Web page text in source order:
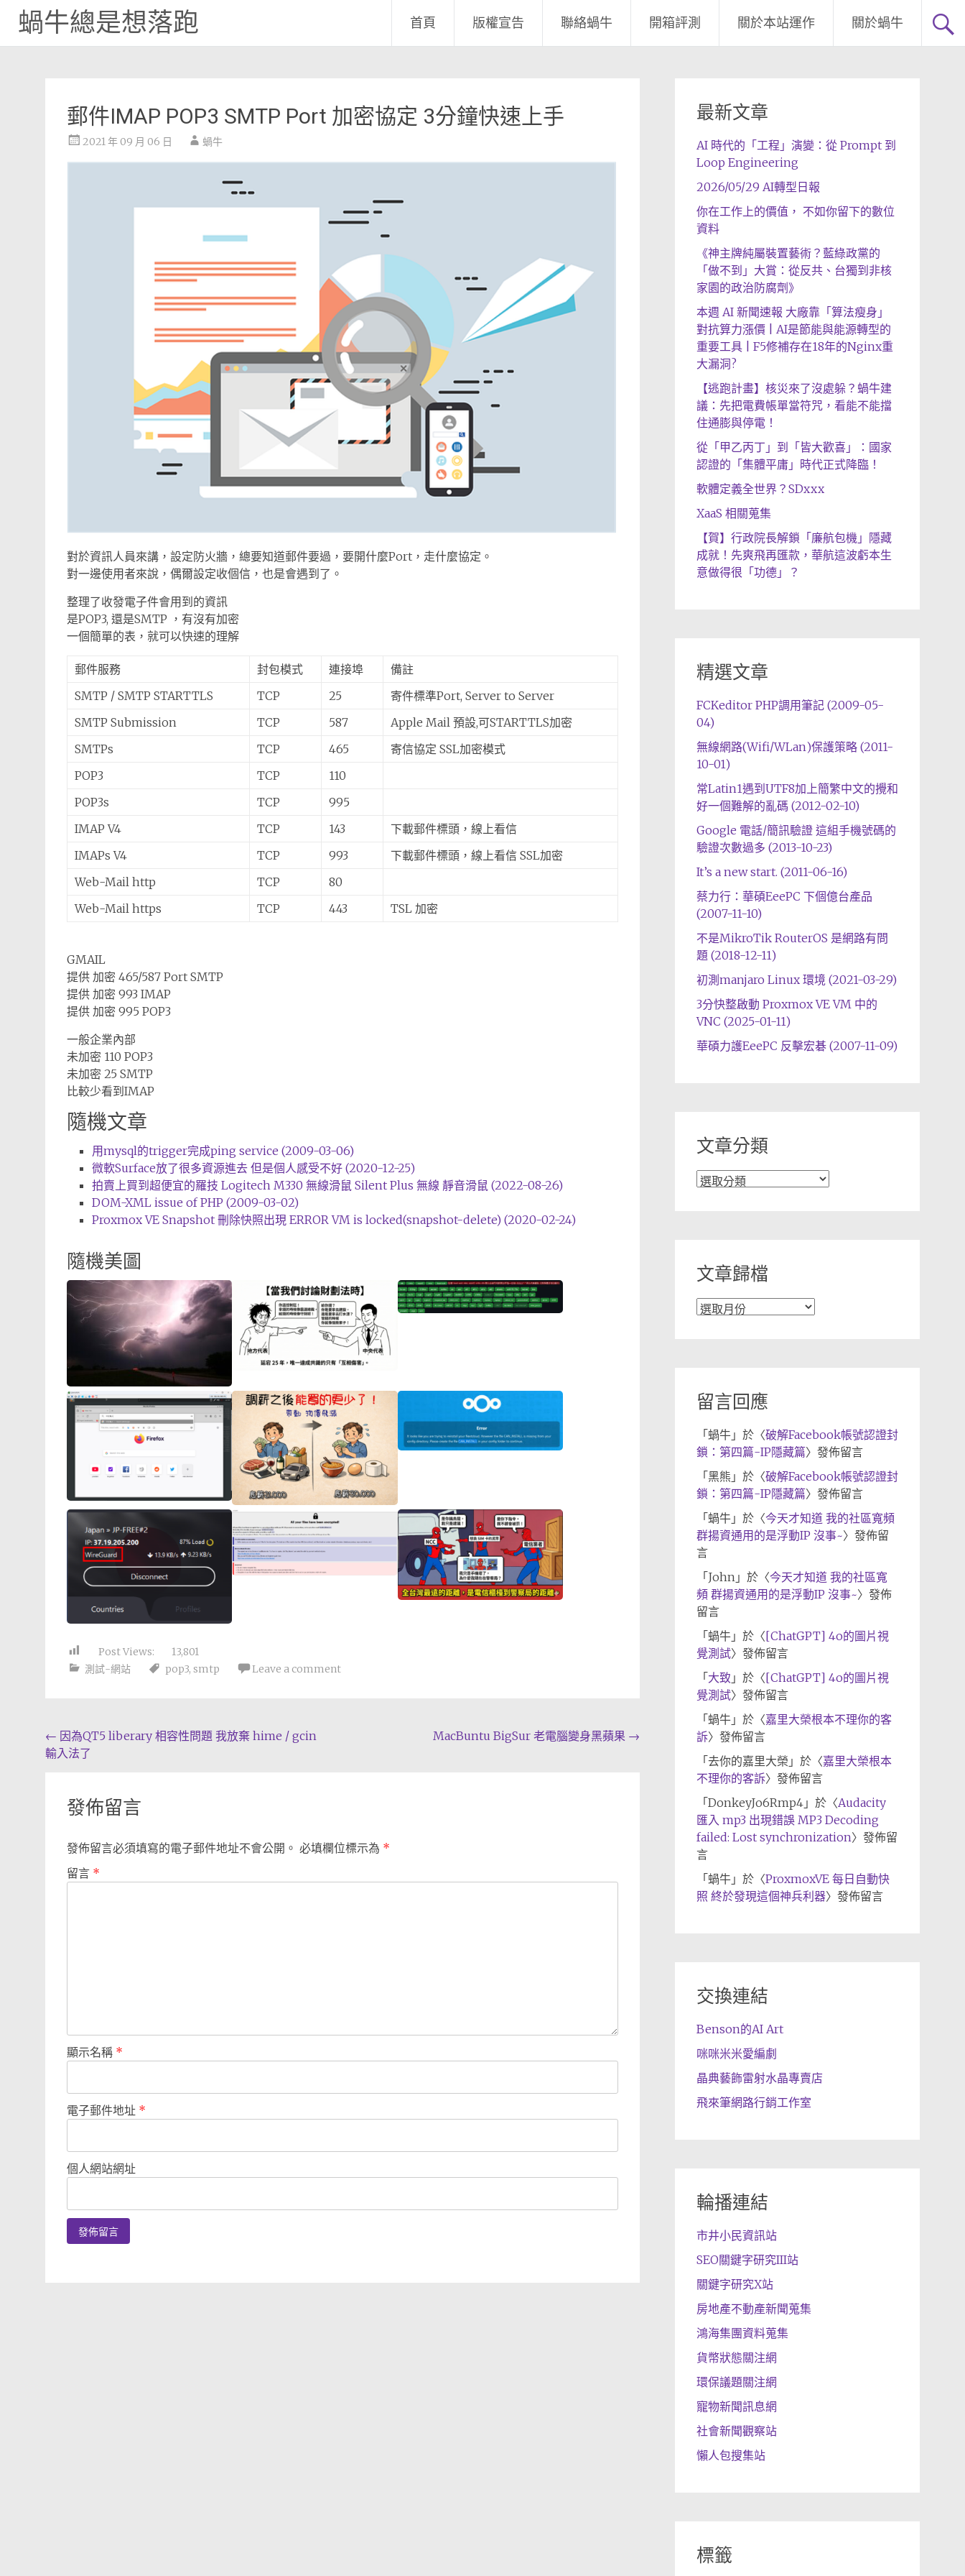
蝸牛總是想落跑 首頁 版權宣告 聯絡蝸牛 開箱評測 關於本站運作 關於蝸牛
郵件IMAP POP3 SMTP Port 加密協定 3分鐘快速上手
2021 年 09 月 06 日 蝸牛
對於資訊人員來講，設定防火牆，總要知道郵件要過，要開什麼Port，走什麼協定。
對一邊使用者來說，偶爾設定收個信，也是會遇到了。
整理了收發電子件會用到的資訊
是POP3, 還是SMTP ，有沒有加密
一個簡單的表，就可以快速的理解
郵件服務 封包模式 連接埠
備註
SMTP / SMTP STARTTLS
TCP 25
寄件標準Port, Server to Server
SMTP Submission
TCP 587
Apple Mail 預設,可STARTTLS加密
SMTPs
TCP 465
寄信協定 SSL加密模式
POP3
TCP
110
POP3s
TCP
995
IMAP V4
TCP 143
下載郵件標頭，線上看信
IMAPs V4
TCP 993
下載郵件標頭，線上看信 SSL加密
Web-Mail http
TCP
80
Web-Mail https
TCP 443 TSL 加密
GMAIL
提供 加密 465/587 Port SMTP
提供 加密 993 IMAP
提供 加密 995 POP3
一般企業內部
未加密 110 POP3
未加密 25 SMTP
比較少看到IMAP
隨機文章
用mysql的trigger完成ping service (2009-03-06)
微軟Surface放了很多資源進去 但是個人感受不好 (2020-12-25)
拍賣上買到超便宜的羅技 Logitech M330 無線滑鼠 Silent Plus 無線 靜音滑鼠 (2022-08-26)
DOM-XML issue of PHP (2009-03-02)
Proxmox VE Snapshot 刪除快照出現 ERROR VM is locked(snapshot-delete) (2020-02-24)
隨機美圖
Post Views:
13,801
測試-網站
pop3, smtp Leave a comment
Post
navigation
← 因為QT5 liberary 相容性問題 我放棄 hime / gcin
輸入法了
MacBuntu BigSur 老電腦變身黑蘋果 →
發佈留言
發佈留言必須填寫的電子郵件地址不會公開。 必填欄位標示為 *
留言 *
顯示名稱 *
電子郵件地址 *
個人網站網址
最新文章
AI 時代的「工程」演變：從 Prompt 到
Loop Engineering
2026/05/29 AI轉型日報
你在工作上的價值， 不如你留下的數位
資料
《神主牌純屬裝置藝術？藍綠政黨的
「做不到」大賞：從反共、台獨到非核
家園的政治防腐劑》
本週 AI 新聞速報 大廠靠「算法瘦身」
對抗算力漲價 | AI是節能與能源轉型的
重要工具 | F5修補存在18年的Nginx重
大漏洞?
【逃跑計畫】核災來了沒處躲？蝸牛建
議：先把電費帳單當符咒，看能不能擋
住通膨與停電！
從「甲乙丙丁」到「皆大歡喜」：國家
認證的「集體平庸」時代正式降臨！
軟體定義全世界？SDxxx
XaaS 相關蒐集
【賀】行政院長解鎖「廉航包機」隱藏
成就！先爽飛再匯款，華航這波虧本生
意做得很「功德」？
精選文章
FCKeditor PHP調用筆記 (2009-05-
04)
無線網路(Wifi/WLan)保護策略 (2011-
10-01)
常Latin1遇到UTF8加上簡繁中文的攪和
好一個難解的亂碼 (2012-02-10)
Google 電話/簡訊驗證 這組手機號碼的
驗證次數過多 (2013-10-23)
It’s a new start. (2011-06-16)
蔡力行：華碩EeePC 下個億台產品
(2007-11-10)
不是MikroTik RouterOS 是網路有問
題 (2018-12-11)
初測manjaro Linux 環境 (2021-03-29)
3分快整啟動 Proxmox VE VM 中的
VNC (2025-01-11)
華碩力護EeePC 反擊宏碁 (2007-11-09)
文章分類
文
文章歸檔
文
留言回應
「 蝸牛」於〈破解Facebook帳號認證封
鎖：第四篇-IP隱藏篇〉發佈留言
「 黑熊 」於〈破解Facebook帳號認證封
鎖：第四篇-IP隱藏篇〉發佈留言
「 蝸牛」於〈今天才知道 我的社區寬頻
群揚資通用的是浮動IP 沒事~〉發佈留
言
「 John」於〈今天才知道 我的社區寬
頻 群揚資通用的是浮動IP 沒事~〉發佈
留言
「 蝸牛」於〈[ChatGPT] 4o的圖片視
覺測試〉發佈留言
「 大致 」於〈[ChatGPT] 4o的圖片視
覺測試〉發佈留言
「 蝸牛」於〈嘉里大榮根本不理你的客
訴〉發佈留言
「 去你的嘉里大榮 」於〈嘉里大榮根本
不理你的客訴〉發佈留言
「 DonkeyJo6Rmp4」於〈Audacity
匯入 mp3 出現錯誤 MP3 Decoding
failed: Lost synchronization〉發佈留
言
「 蝸牛」於〈ProxmoxVE 每日自動快
照 終於發現這個神兵利器〉發佈留言
交換連結
Benson的AI Art
咪咪米米愛編劇
晶典藝飾雷射水晶專賣店
飛來筆網路行銷工作室
輪播連結
市井小民資訊站
SEO關鍵字研究III站
關鍵字研究X站
房地產不動產新聞蒐集
鴻海集團資料蒐集
貨幣狀態關注網
環保議題關注網
寵物新聞訊息網
社會新聞觀察站
懶人包搜集站
標籤